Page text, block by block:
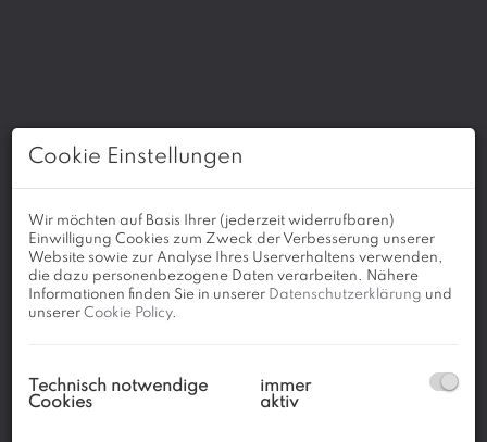
Cookie Einstellungen
Wir möchten auf Basis Ihrer (jederzeit widerrufbaren)
Einwilligung Cookies zum Zweck der Verbesserung unserer
Website sowie zur Analyse Ihres Userverhaltens verwenden,
die dazu personenbezogene Daten verarbeiten. Nähere
Informationen finden Sie in unserer Datenschutzerklärung und
unserer Cookie Policy.
Technisch notwendige
Cookies
immer
aktiv